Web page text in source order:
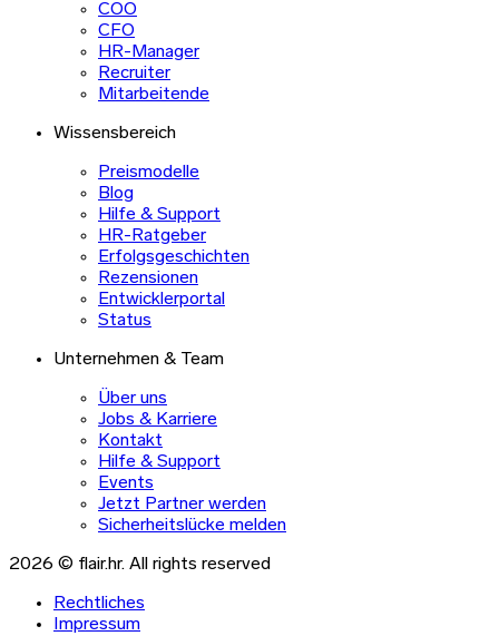
COO
CFO
HR-Manager
Recruiter
Mitarbeitende
Wissensbereich
Preismodelle
Blog
Hilfe & Support
HR-Ratgeber
Erfolgsgeschichten
Rezensionen
Entwicklerportal
Status
Unternehmen & Team
Über uns
Jobs & Karriere
Kontakt
Hilfe & Support
Events
Jetzt Partner werden
Sicherheitslücke melden
2026 © flair.hr. All rights reserved
Rechtliches
Impressum